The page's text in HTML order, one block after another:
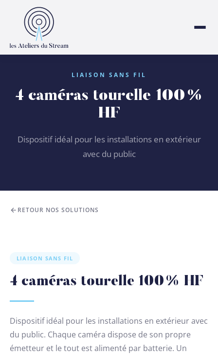
LIAISON SANS FIL
4 caméras tourelle 100%
HF
Dispositif idéal pour les installations en extérieur
avec du public
RETOUR NOS SOLUTIONS
LIAISON SANS FIL
4 caméras tourelle 100% HF
Dispositif idéal pour les installations en extérieur avec
du public. Chaque caméra dispose de son propre
émetteur et le tout est alimenté par batterie. Un